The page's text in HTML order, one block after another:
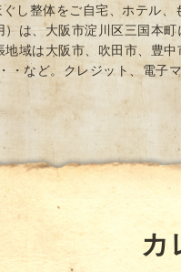
し整体をご自宅、ホテル、
は、大阪市淀川区三国本
地域は大阪市、吹田市、豊
・など。クレジット、電子
カ